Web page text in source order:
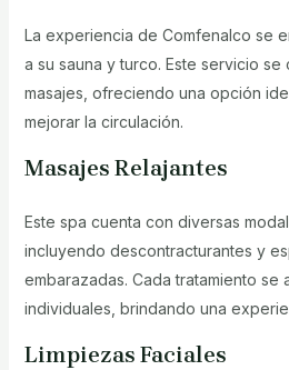
La experiencia de Comfenalco se
a su sauna y turco. Este servicio se
masajes, ofreciendo una opción
mejorar la circulación.
Masajes Relajantes
Este spa cuenta con diversas
incluyendo descontracturantes y
embarazadas. Cada tratamiento se
individuales, brindando una
Limpiezas Faciales